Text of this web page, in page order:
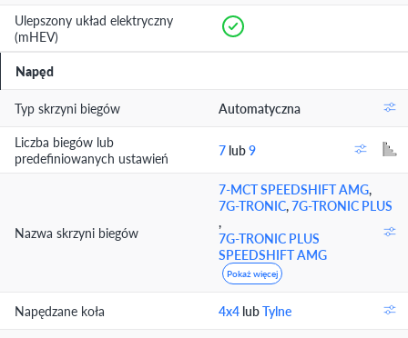
Ulepszony układ elektryczny
(mHEV)
Napęd
Typ skrzyni biegów
Automatyczna
Liczba biegów lub
predefiniowanych ustawień
7 lub9
Nazwa skrzyni biegów
7-MCT SPEEDSHIFT AMG,
7G-TRONIC,7G-TRONIC PLUS
,
7G-TRONIC PLUS
SPEEDSHIFT AMG
Pokaż więcej
Napędzane koła 4x4 lubTylne